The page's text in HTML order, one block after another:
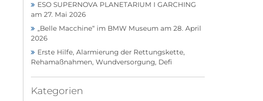
ESO SUPERNOVA PLANETARIUM I GARCHING
am 27. Mai 2026
„Belle Macchine“ im BMW Museum am 28. April
2026
Erste Hilfe, Alarmierung der Rettungskette,
Rehamaßnahmen, Wundversorgung, Defi
Kategorien